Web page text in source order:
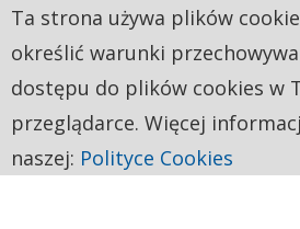
Ta strona używa plików
określić warunki
dostępu do plików cookies w
przeglądarce. Więcej
naszej: Polityce Cookies